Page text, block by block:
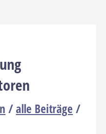
/alle Beiträge /